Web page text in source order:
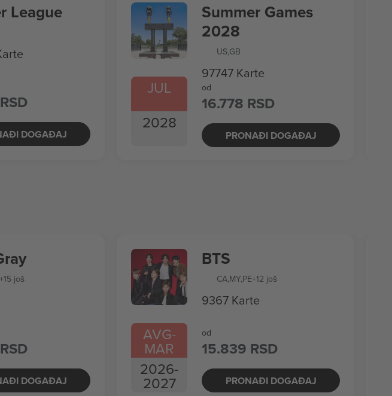
League
DOGAĐAJ
JUL
2028
Summer Games
2028
US,GB
97747 Karte
od
16.778 RSD
PRONAĐI DOGAĐAJ
+15 još
DOGAĐAJ
AVG-
MAR
2026-
2027
BTS
CA,MY,PE+12 još
9367 Karte
od
15.839 RSD
PRONAĐI DOGAĐAJ